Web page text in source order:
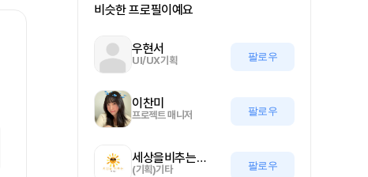
비슷한 프로필이예요
우현서
UI/UX기획 팔로우
이찬미
프로젝트 매니저 팔로우
세상을비추는올기자
(기획)기타 팔로우